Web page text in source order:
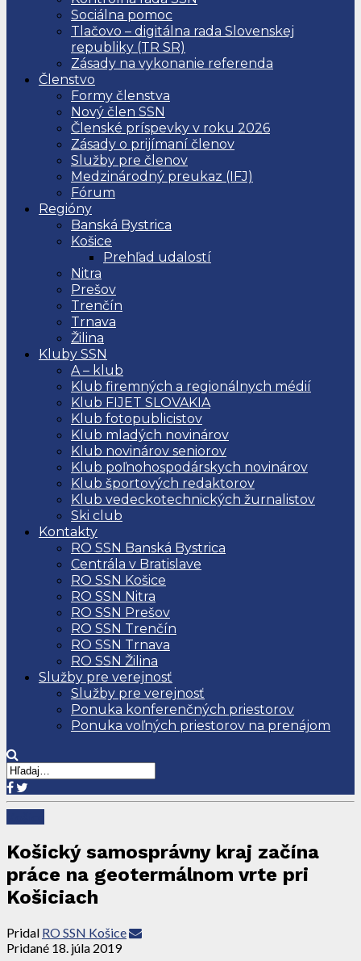
Sociálna pomoc
Tlačovo – digitálna rada Slovenskej
republiky (TR SR)
Zásady na vykonanie referenda
Členstvo
Formy členstva
Nový člen SSN
Členské príspevky v roku 2026
Zásady o prijímaní členov
Služby pre členov
Medzinárodný preukaz (IFJ)
Fórum
Regióny
Banská Bystrica
Košice
Prehľad udalostí
Nitra
Prešov
Trenčín
Trnava
Žilina
Kluby SSN
A – klub
Klub firemných a regionálnych médií
Klub FIJET SLOVAKIA
Klub fotopublicistov
Klub mladých novinárov
Klub novinárov seniorov
Klub poľnohospodárskych novinárov
Klub športových redaktorov
Klub vedeckotechnických žurnalistov
Ski club
Kontakty
RO SSN Banská Bystrica
Centrála v Bratislave
RO SSN Košice
RO SSN Nitra
RO SSN Prešov
RO SSN Trenčín
RO SSN Trnava
RO SSN Žilina
Služby pre verejnosť
Služby pre verejnosť
Ponuka konferenčných priestorov
Ponuka voľných priestorov na prenájom
Košický samosprávny kraj začína
práce na geotermálnom vrte pri
Košiciach
Pridal RO SSN Košice
Pridané 18. júla 2019